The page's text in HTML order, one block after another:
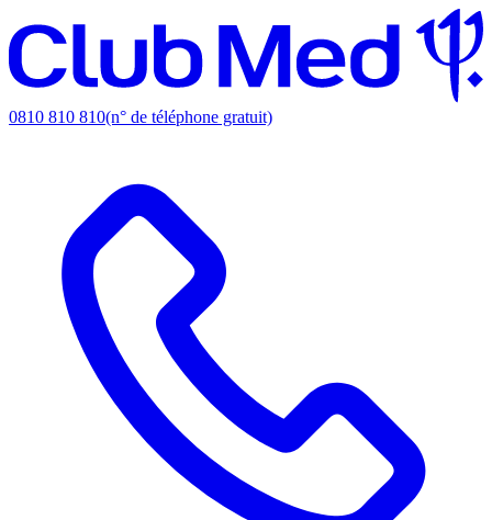
0810 810 810(n° de téléphone gratuit)